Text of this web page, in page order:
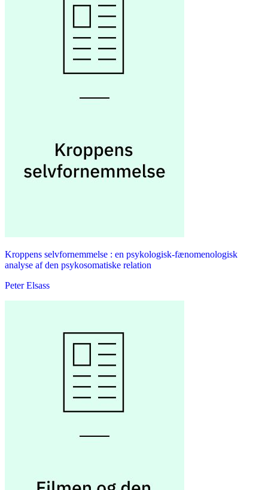
Kroppens selvfornemmelse : en psykologisk-fænomenologisk
analyse af den psykosomatiske relation
Peter Elsass